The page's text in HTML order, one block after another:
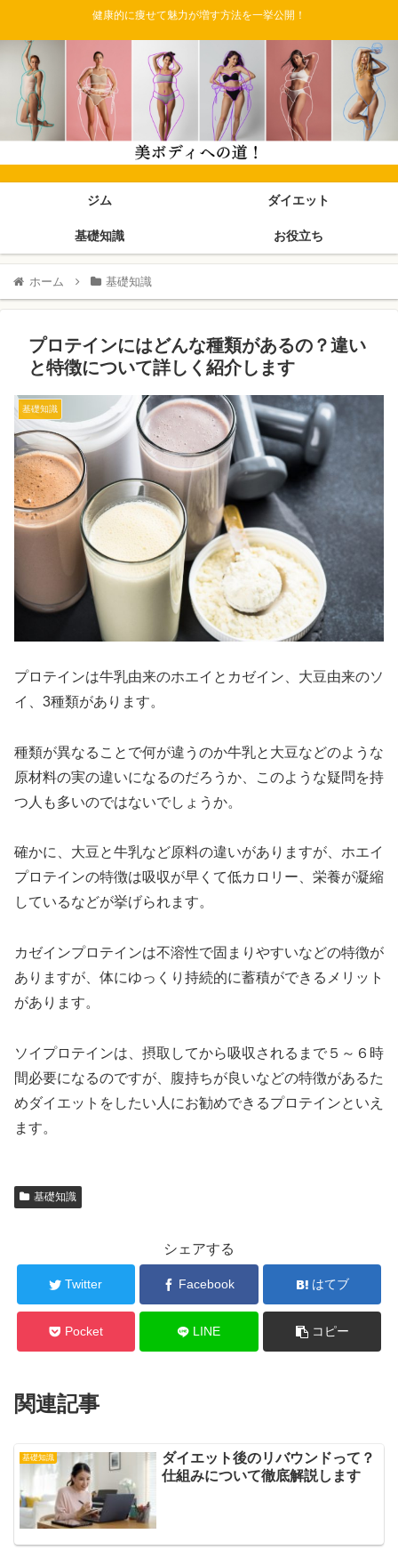
健康的に痩せて魅力が増す方法を一挙公開！
ジム ダイエット
基礎知識 お役立ち
ホーム 基礎知識
プロテインにはどんな種類があるの？違い
と特徴について詳しく紹介します
基礎知識
プロテインは牛乳由来のホエイとカゼイン、大豆由来のソ
イ、3種類があります。
種類が異なることで何が違うのか牛乳と大豆などのような
原材料の実の違いになるのだろうか、このような疑問を持
つ人も多いのではないでしょうか。
確かに、大豆と牛乳など原料の違いがありますが、ホエイ
プロテインの特徴は吸収が早くて低カロリー、栄養が凝縮
しているなどが挙げられます。
カゼインプロテインは不溶性で固まりやすいなどの特徴が
ありますが、体にゆっくり持続的に蓄積ができるメリット
があります。
ソイプロテインは、摂取してから吸収されるまで５～６時
間必要になるのですが、腹持ちが良いなどの特徴があるた
めダイエットをしたい人にお勧めできるプロテインといえ
ます。
基礎知識
シェアする
Twitter Facebook はてブ
Pocket LINE コピー
関連記事
基礎知識
ダイエット後のリバウンドって？
仕組みについて徹底解説します